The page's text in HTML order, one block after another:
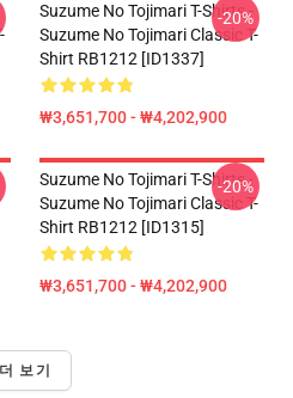
Suzume No Tojimari T-Shirts -
Suzume No Tojimari Classic T-
Shirt RB1212 [ID1337]
₩3,651,700 - ₩4,202,900
-20%
Suzume No Tojimari T-Shirts -
Suzume No Tojimari Classic T-
Shirt RB1212 [ID1315]
₩3,651,700 - ₩4,202,900
-20%
더 보기